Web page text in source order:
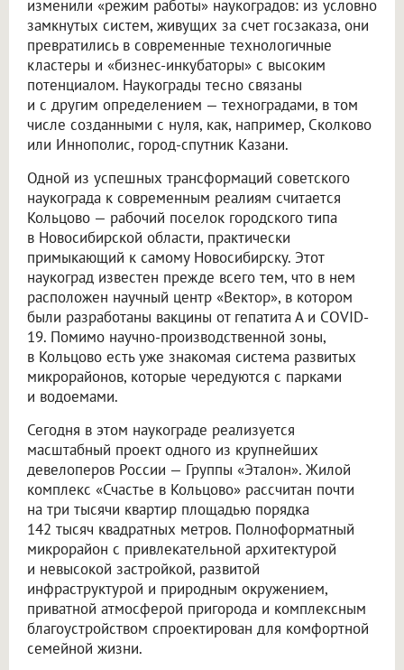
изменили «режим работы» наукоградов: из условно
замкнутых систем, живущих за счет госзаказа, они
превратились в современные технологичные
кластеры и «бизнес-инкубаторы» с высоким
потенциалом. Наукограды тесно связаны
и с другим определением — техноградами, в том
числе созданными с нуля, как, например, Сколково
или Иннополис, город-спутник Казани.
Одной из успешных трансформаций советского
наукограда к современным реалиям считается
Кольцово — рабочий поселок городского типа
в Новосибирской области, практически
примыкающий к самому Новосибирску. Этот
наукоград известен прежде всего тем, что в нем
расположен научный центр «Вектор», в котором
были разработаны вакцины от гепатита А и COVID-
19. Помимо научно-производственной зоны,
в Кольцово есть уже знакомая система развитых
микрорайонов, которые чередуются с парками
и водоемами.
Сегодня в этом наукограде реализуется
масштабный проект одного из крупнейших
девелоперов России — Группы «Эталон». Жилой
комплекс «Счастье в Кольцово» рассчитан почти
на три тысячи квартир площадью порядка
142 тысяч квадратных метров. Полноформатный
микрорайон с привлекательной архитектурой
и невысокой застройкой, развитой
инфраструктурой и природным окружением,
приватной атмосферой пригорода и комплексным
благоустройством спроектирован для комфортной
семейной жизни.